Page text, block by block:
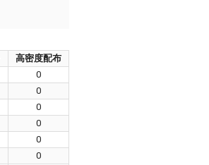
高密度配布
0
0
0
0
0
0